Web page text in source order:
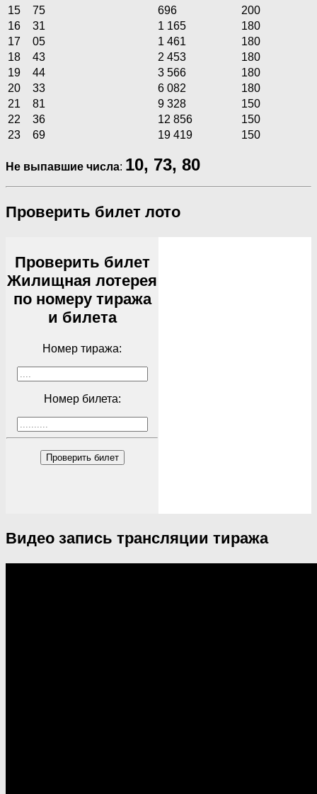
15
75 696
200
16
31 1 165
180
17
05 1 461
180
18
43 2 453
180
19
44 3 566
180
20
33 6 082
180
21
81 9 328
150
22
36 12 856
150
23
69 19 419 150
Не выпавшие числа: 10, 73, 80
Проверить билет лото
Проверить билет
Жилищная лотерея
по номеру тиража
и билета
Номер тиража:
Номер билета:
Проверить билет
Видео запись трансляции тиража